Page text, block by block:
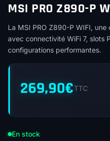
MSI PRO Z890-P
La MSI PRO Z890-P WIFI,
avec connectivité WiFi 7, slots
configurations performantes.
269,90€TTC
En stock